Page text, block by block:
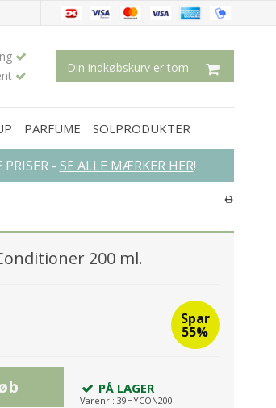
Din indkøbskurv er tom
PARFUME SOLPRODUKTER
- SE ALLE MÆRKER HER!
×
200 ml.
Spar
55%
PÅ LAGER
Varenr.: 39HYCON200